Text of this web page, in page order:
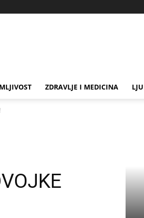
ZDRAVLJE I MEDICINA